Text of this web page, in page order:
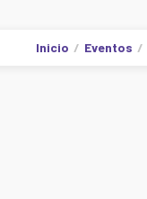
Inicio Eventos